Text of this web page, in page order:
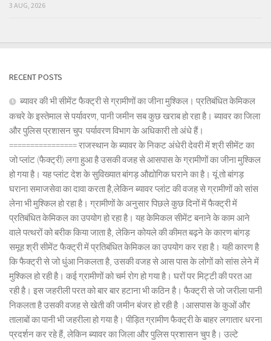
3 AUG, 2026
RECENT POSTS
ब्यावर की भी सीमेंट फैक्ट्री से ग्रामीणों का जीना मुश्किल। प्रतिबंधित केमिकल
कचरे के इस्तेमाल से पर्यावरण, पानी जमीन सब कुछ खराब हो रहा है। ब्यावर का जिला
और पुलिस प्रशासन चुप: पर्यावरण विभाग के अधिकारी तो अंधे हैं।
================ राजस्थान के ब्यावर के निकट अंधेरी देवरी में श्री सीमेंट का
जो प्लांट (फैक्ट्री) लगा हुआ है उसकी वजह से आसपास के ग्रामीणों का जीना मुश्किल
हो गया है। यह प्लांट देश के सुविख्यात बांगड़ औद्योगिक घराने का है। यूं तो बांगड़
घराना समाजसेवा का दावा करता है,लेकिन ब्यावर प्लांट की वजह से ग्रामीणों को सांस
लेना भी मुश्किल हो रहा है। ग्रामीणों के अनुसार पिछले कुछ दिनों में फैक्ट्री में
प्रतिबंधित केमिकल का उपयोग हो रहा है। यह केमिकल सीमेंट बनाने के काम आने
वाले पत्थरों को बरीक किया जाता है, लेकिन कोयले की कीमत बढ़ने के कारण बांगड़
समूह श्री सीमेंट फैक्ट्री में प्रतिबंधित केमिकल का उपयोग कर रहा है। यही कारण है
कि फैक्ट्री से जो धुंआ निकलता है, उसकी वजह से आस पास के लोगों को सांस लेने में
मुश्किल हो रही है। कई ग्रामीणों को चर्म रोग हो गया है। घरों पर मिट्टी की परत आ
रही है। इस जहरीली परत को बार बार हटाना भी कठिन है। फैक्ट्री से जो जरीला पानी
निकलता है उसकी वजह से खेती की जमीन बंजर हो रही है ।आसपास के कुओं और
तालाबों का पानी भी जहरीला हो गया है। पीड़ित ग्रामीण फैक्ट्री के बाहर लगातार धरना
प्रदर्शन कर रहे हैं, लेकिन ब्यावर का जिला और पुलिस प्रशासन चुप है। उल्टे